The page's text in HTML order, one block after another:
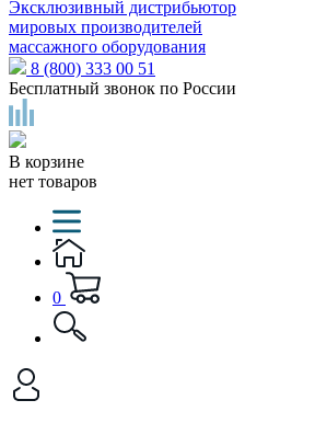
Эксклюзивный дистрибьютор
мировых производителей
массажного оборудования
8 (800) 333 00 51
Бесплатный звонок по России
В корзине
нет товаров
0